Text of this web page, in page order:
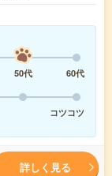
50代
60代
コツコツ
詳しく見る